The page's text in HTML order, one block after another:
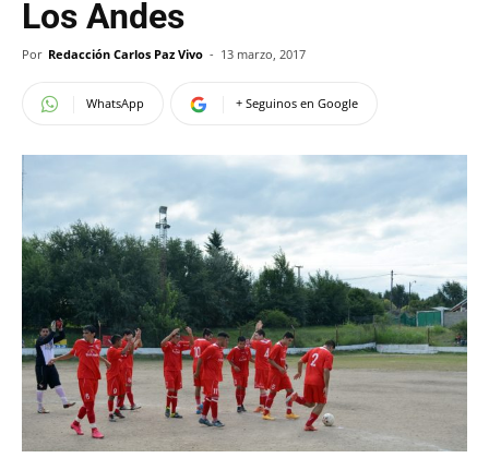
Los Andes
Por Redacción Carlos Paz Vivo - 13 marzo, 2017
WhatsApp + Seguinos en Google